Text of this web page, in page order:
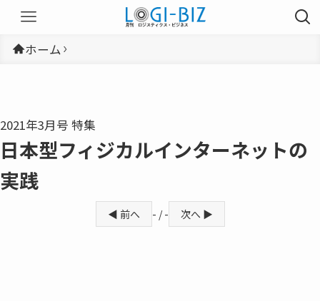
ホーム
2021年3月号 特集
日本型フィジカルインターネットの
実践
◀ 前へ - / - 次へ ▶